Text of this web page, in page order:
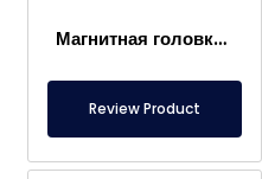
Магнитная головка мешочного фильтра
Review Product